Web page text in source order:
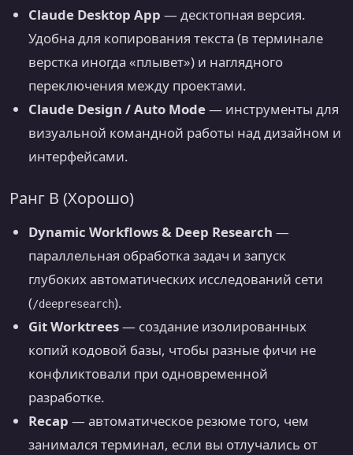
Claude Desktop App — десктопная версия.
Удобна для копирования текста (в терминале
верстка иногда «плывет») и наглядного
переключения между проектами.
Claude Design / Auto Mode— инструменты для
визуальной командной работы над дизайном и
интерфейсами.
Ранг B (Хорошо)
Dynamic Workflows & Deep Research —
параллельная обработка задач и запуск
глубоких автоматических исследований сети
(/deepresearch).
Git Worktrees— создание изолированных
копий кодовой базы, чтобы разные фичи не
конфликтовали при одновременной
разработке.
Recap — автоматическое резюме того, чем
занимался терминал, если вы отлучались от